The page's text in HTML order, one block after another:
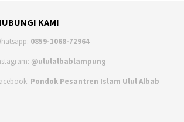
KAMI
0859-1068-72964
@ululalbablampung
Pondok Pesantren Islam Ulul Albab